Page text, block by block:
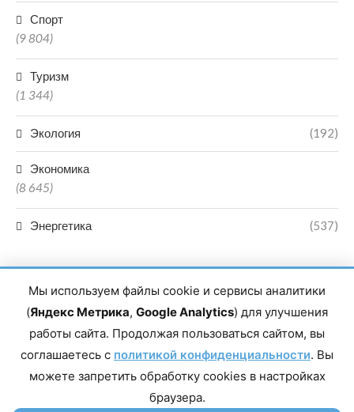
Спорт
(9 804)
Туризм
(1 344)
Экология (192)
Экономика
(8 645)
Энергетика (537)
Главный редактор сетевого издания Магомаев Тимур Нухович.
Контакты редакции: 8(988)-292-94-34 Почта: vestiskfo@gmail.com По
Республика Дагестан, г. Махачкала, пр-т Насрутдинова, д. 1а. Все
права защищены. Копирование и использование полных материалов
запрещено, частичное цитирование возможно только при условии
Мы используем файлы cookie и сервисы аналитики
(Яндекс Метрика, Google Analytics) для улучшения
работы сайта. Продолжая пользоваться сайтом, вы
соглашаетесь с политикой конфиденциальности. Вы
можете запретить обработку cookies в настройках
браузера.